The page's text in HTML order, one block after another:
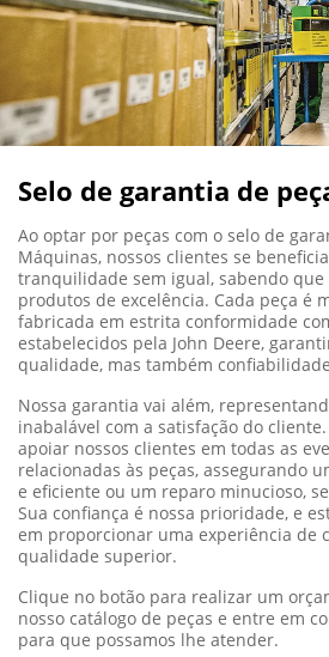
Selo de garantia de
Ao optar por peças com o selo de
Máquinas, nossos clientes se
tranquilidade sem igual, sabendo que
produtos de excelência. Cada peça é
fabricada em estrita conformidade
estabelecidos pela John Deere,
qualidade, mas também
Nossa garantia vai além,
inabalável com a satisfação do
apoiar nossos clientes em todas as
relacionadas às peças, assegurando
e eficiente ou um reparo minucioso,
Sua confiança é nossa prioridade, e
em proporcionar uma experiência de
qualidade superior.
Clique no botão para realizar um
nosso catálogo de peças e entre em
para que possamos lhe atender.